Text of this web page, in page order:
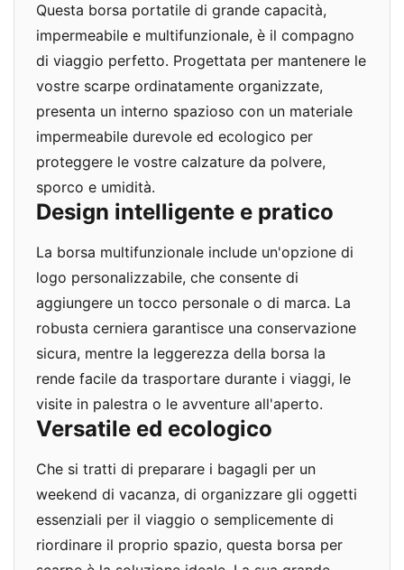
Questa borsa portatile di grande capacità,
impermeabile e multifunzionale, è il compagno
di viaggio perfetto. Progettata per mantenere le
vostre scarpe ordinatamente organizzate,
presenta un interno spazioso con un materiale
impermeabile durevole ed ecologico per
proteggere le vostre calzature da polvere,
sporco e umidità.
Design intelligente e pratico
La borsa multifunzionale include un'opzione di
logo personalizzabile, che consente di
aggiungere un tocco personale o di marca. La
robusta cerniera garantisce una conservazione
sicura, mentre la leggerezza della borsa la
rende facile da trasportare durante i viaggi, le
visite in palestra o le avventure all'aperto.
Versatile ed ecologico
Che si tratti di preparare i bagagli per un
weekend di vacanza, di organizzare gli oggetti
essenziali per il viaggio o semplicemente di
riordinare il proprio spazio, questa borsa per